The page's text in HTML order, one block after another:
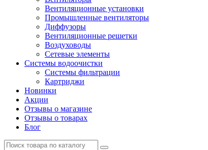
Вентиляционные установки
Промышленные вентиляторы
Диффузоры
Вентиляционные решетки
Воздуховоды
Сетевые элементы
Системы водоочистки
Системы фильтрации
Картриджи
Новинки
Акции
Отзывы о магазине
Отзывы о товарах
Блог